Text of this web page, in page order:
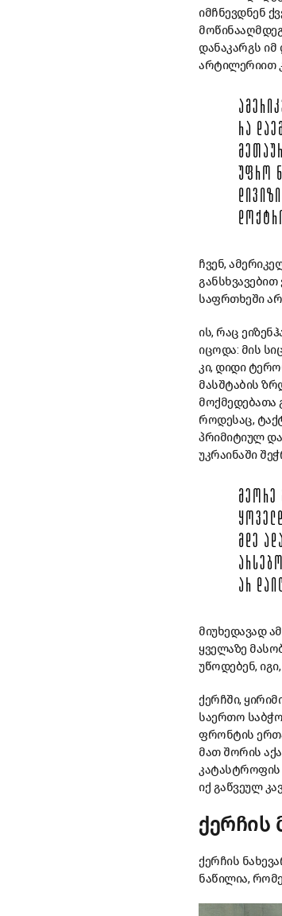
იმჩნევდნენ
დანაკარგს
არტილერიით
ᲠᲐ
ᲣᲤᲠᲝ
ჩვენ,
საფრთხეში
ის, რაც
იცოდა: მის
კი, დიდი
მასშტაბის
მოქმედებათა
როდესაც,
პრიმიტიულ
უკრაინაში
ᲛᲔᲝᲠᲔ
ᲛᲓᲔ
ᲐᲠ
მიუხედავად
ყველაზე
უწოდებენ,
ქერჩში,
საერთო
ფრონტის
მათ შორის
კატასტროფის
იქ გაწვეულ
ქერჩის
ქერჩის
ნაწილია,